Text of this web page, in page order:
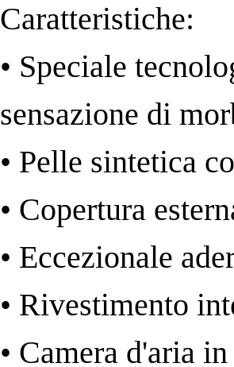
Caratteristiche:
• Speciale
sensazione di
• Pelle sintetica
• Copertura
• Eccezionale
• Rivestimento
• Camera d'aria